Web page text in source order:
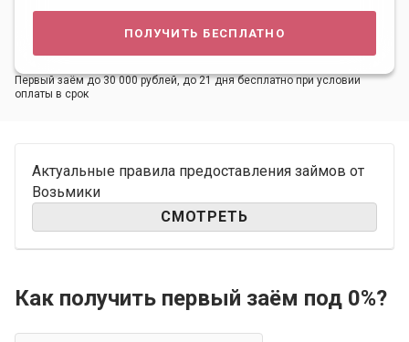
получить бесплатно
Первый заём до 30 000 рублей, до 21 дня бесплатно при условии
оплаты в срок
Актуальные правила предоставления займов от
Возьмики
СМОТРЕТЬ
Как получить первый заём под 0%?